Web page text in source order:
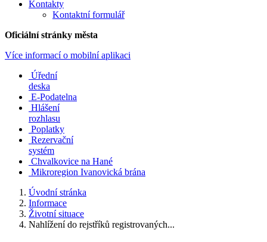
Kontakty
Kontaktní formulář
Oficiální stránky města
Více informací o mobilní aplikaci
Úřední
deska
E-Podatelna
Hlášení
rozhlasu
Poplatky
Rezervační
systém
Chvalkovice na Hané
Mikroregion Ivanovická brána
Úvodní stránka
Informace
Životní situace
Nahlížení do rejstříků registrovaných...